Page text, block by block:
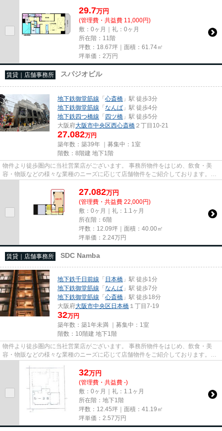
29.7万円
(管理費・共益費 11,000円)
敷：0ヶ月｜礼：0ヶ月
所在階：11階
坪数：18.67坪｜面積：61.74㎡
坪単価： 2万円
賃貸｜店舗事務所 スパジオビル
地下鉄御堂筋線 「心斎橋 」駅 徒歩3分
地下鉄御堂筋線 「なんば 」駅 徒歩4分
地下鉄四つ橋線 「四ツ橋 」駅 徒歩5分
大阪府大阪市中央区西心斎橋 ２丁目10-21
27.082万円
築年数：築39年 ｜募集中： 1室
階数：8階建 地下1階
物件より徒歩圏内に当社営業店がございます。 事務所物件をはじめ、飲食・美
容・物販などの様々な業種のニーズに応じて店舗物件をご紹介しております。
尚、弊社ではおとり広告は一切...
27.082万円
(管理費・共益費 22,000円)
敷：0ヶ月｜礼：1.1ヶ月
所在階：6階
坪数：12.09坪｜面積：40.00㎡
坪単価： 2.24万円
賃貸｜店舗事務所 SDC Namba
地下鉄千日前線 「 日本橋 」駅 徒歩1分
地下鉄御堂筋線 「なんば 」駅 徒歩7分
地下鉄御堂筋線 「心斎橋 」駅 徒歩18分
大阪府大阪市中央区日本橋 １丁目7-19
32万円
築年数：築1年未満 ｜募集中： 1室
階数：10階建 地下1階
物件より徒歩圏内に当社営業店がございます。 事務所物件をはじめ、飲食・美
容・物販などの様々な業種のニーズに応じて店舗物件をご紹介しております。
尚、弊社ではおとり広告は一切...
32万円
(管理費・共益費 -)
敷：0ヶ月｜礼：1.1ヶ月
所在階：地下1階
坪数：12.45坪｜面積：41.19㎡
坪単価： 2.57万円